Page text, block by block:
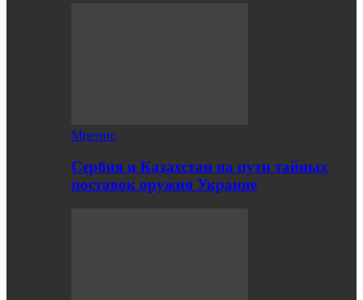
Мнение
Сербия и Казахстан на пути тайных
поставок оружия Украине